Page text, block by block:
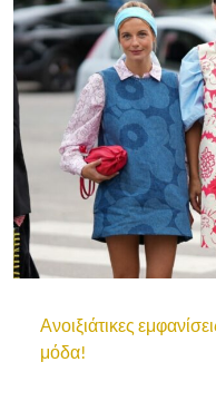
Ανοιξιάτικες
μόδα!